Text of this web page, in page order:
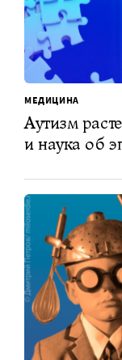
МЕДИЦИНА
Аутизм
и наука об